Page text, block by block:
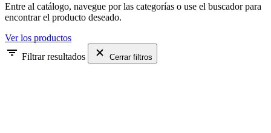
Entre al catálogo, navegue por las categorías o use el buscador para
encontrar el producto deseado.
Ver los productos
Filtrar resultados
Cerrar filtros